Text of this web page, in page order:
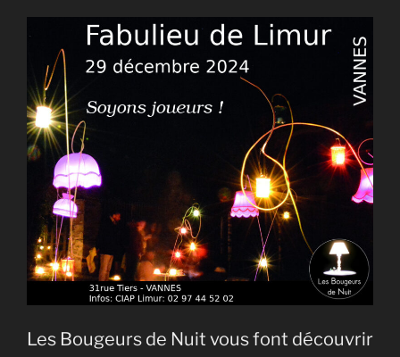
Les Bougeurs de Nuit vous font découvrir